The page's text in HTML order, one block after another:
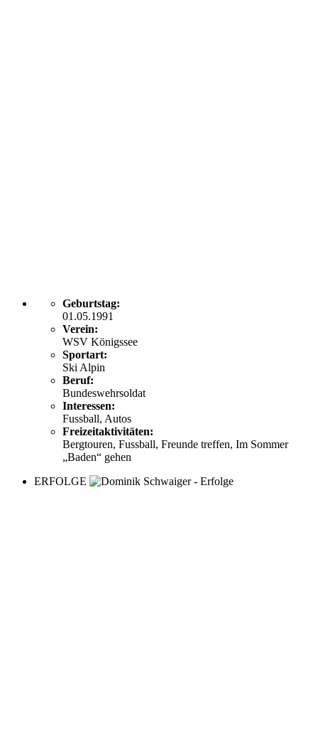
Geburtstag:
01.05.1991
Verein:
WSV Königssee
Sportart:
Ski Alpin
Beruf:
Bundeswehrsoldat
Interessen:
Fussball, Autos
Freizeitaktivitäten:
Bergtouren, Fussball, Freunde treffen, Im Sommer
„Baden“ gehen
ERFOLGE